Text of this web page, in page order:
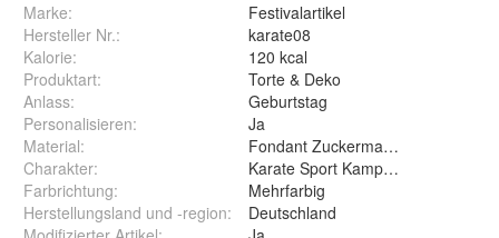
Marke:
Festivalartikel
Hersteller Nr.:
karate08
Kalorie:
120 kcal
Produktart:
Torte & Deko
Anlass:
Geburtstag
Personalisieren:
Ja
Material:
Fondant Zuckermasse Oblate
Charakter:
Karate Sport Kampfsport
Farbrichtung:
Mehrfarbig
Herstellungsland und -region:
Deutschland